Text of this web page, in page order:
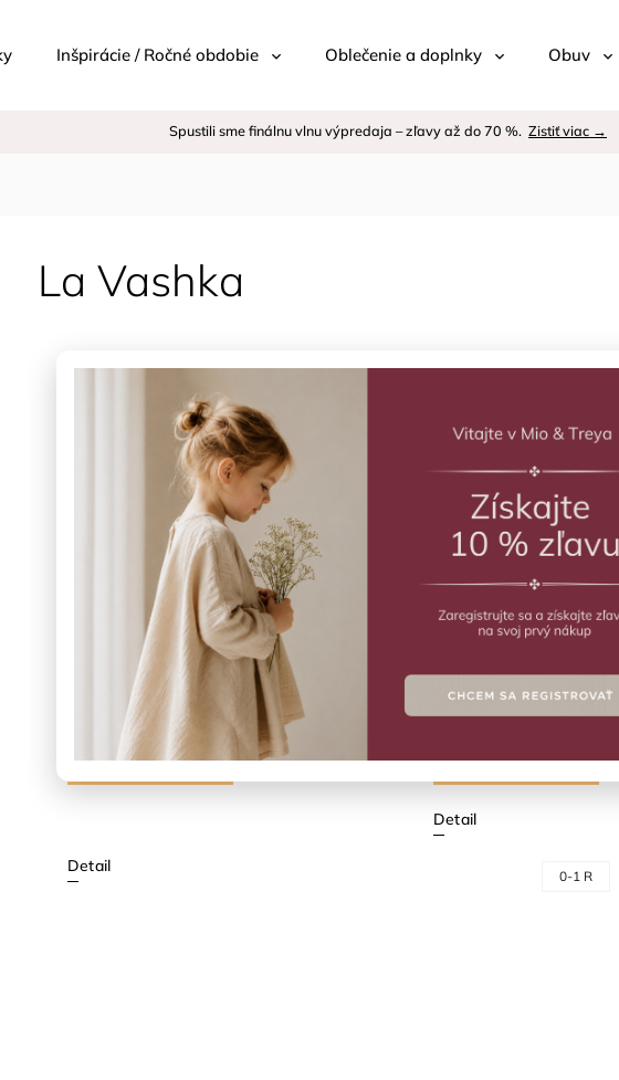
Inšpirácie / Ročné obdobie Oblečenie a doplnky Obuv
Spustili sme finálnu vlnu výpredaja – zľavy až do 70 %. Zistiť viac →
La Vashka
Odporúčame
Najdrahšie
Najpredávanejšie
Abecedne
Party Luxury sukňa Peonia
LaVashka
Momentálne nedostupné
€54,90
€27,45
Detail
Výpredaj
LaVashka
Skladom (1 ks)
€27,45
Detail
0-1 R